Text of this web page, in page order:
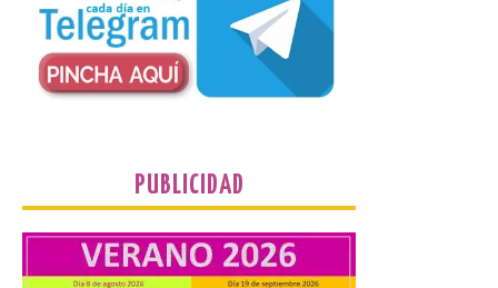
8 Ago 2026
El TUS cuenta con líneas
que llegan a la zona en
reforzará la movilidad con un servicio
especial de lanzaderas desde el PCTCAN
a Ciriego. El Ayuntamiento de […]
PUBLICIDAD